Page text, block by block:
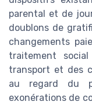
parental et de
doublons de
changements
traitement
transport et des
au regard du
exonérations de